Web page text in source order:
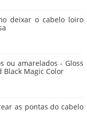
deixar o cabelo loiro
ou amarelados - Gloss
Black Magic Color
as pontas do cabelo